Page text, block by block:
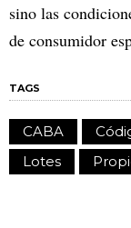
sino las
de consumidor
TAGS
CABA
Lotes